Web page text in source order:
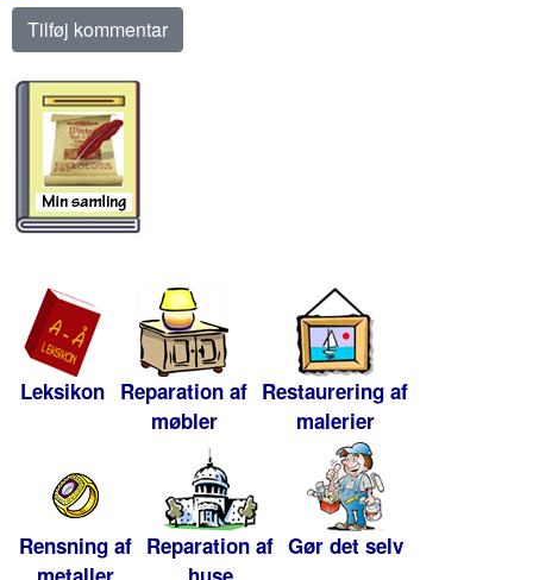
Leksikon Reparation af
møbler
Restaurering af
malerier
Rensning af Reparation af Gør det selv